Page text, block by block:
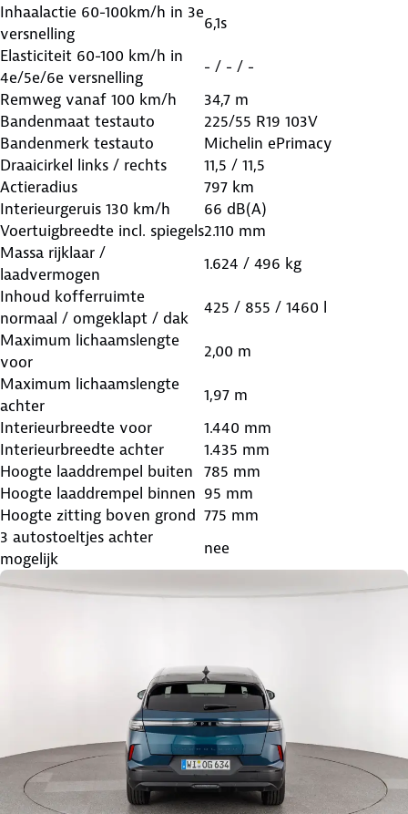
Inhaalactie 60-100km/h in 3e
versnelling
6,1s
Elasticiteit 60-100 km/h in
4e/5e/6e versnelling
- / - / -
Remweg vanaf 100 km/h
34,7 m
Bandenmaat testauto
225/55 R19 103V
Bandenmerk testauto
Michelin ePrimacy
Draaicirkel links / rechts
11,5 / 11,5
Actieradius
797 km
Interieurgeruis 130 km/h
66 dB(A)
Voertuigbreedte incl. spiegels2.110 mm
Massa rijklaar /
laadvermogen
1.624 / 496 kg
Inhoud kofferruimte
normaal / omgeklapt / dak
425 / 855 / 1460 l
Maximum lichaamslengte
voor
2,00 m
Maximum lichaamslengte
achter
1,97 m
Interieurbreedte voor
1.440 mm
Interieurbreedte achter
1.435 mm
Hoogte laaddrempel buiten 785 mm
Hoogte laaddrempel binnen 95 mm
Hoogte zitting boven grond 775 mm
3 autostoeltjes achter
mogelijk
nee